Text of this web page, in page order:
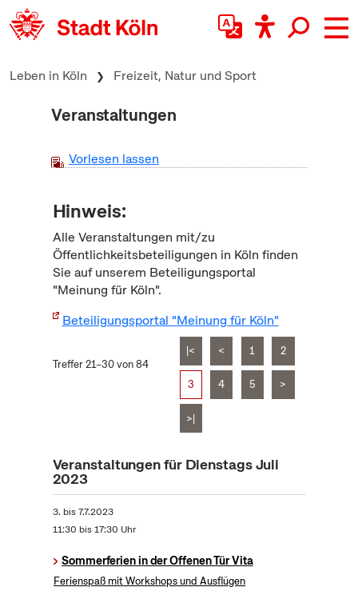
zum Inhalt springen
Leben in Köln Freizeit, Natur und Sport
Veranstaltungen
Vorlesen lassen
Hinweis:
Alle Veranstaltungen mit/zu
Öffentlichkeitsbeteiligungen in Köln finden
Sie auf unserem Beteiligungsportal
"Meinung für Köln".
Beteiligungsportal "Meinung für Köln"
Treffer 21–30 von 84
|< < 1 2
3 4 5 >
>|
Veranstaltungen für Dienstags Juli
2023
3. bis7.7.2023
11:30 bis 17:30 Uhr
Sommerferien in der Offenen Tür Vita
Ferienspaß mit Workshops und Ausflügen